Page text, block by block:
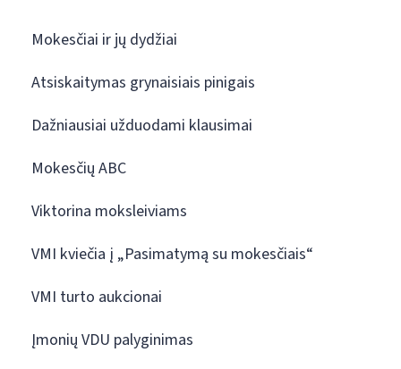
Mokesčiai ir jų dydžiai
Atsiskaitymas grynaisiais pinigais
Dažniausiai užduodami klausimai
Mokesčių ABC
Viktorina moksleiviams
VMI kviečia į „Pasimatymą su mokesčiais“
VMI turto aukcionai
Įmonių VDU palyginimas